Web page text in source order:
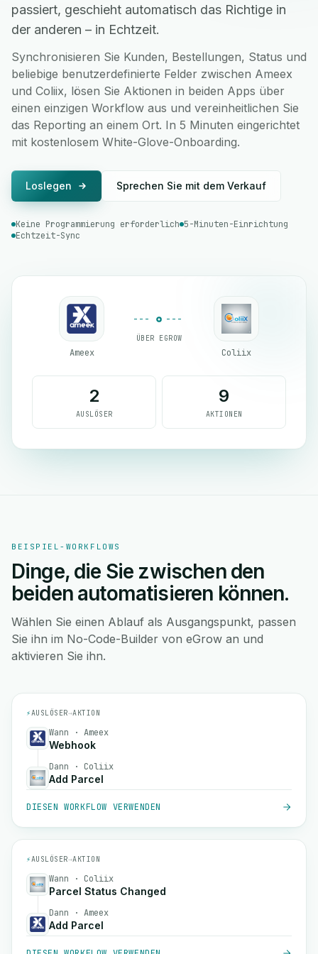
passiert, geschieht automatisch das Richtige in
der anderen – in Echtzeit.
Synchronisieren Sie Kunden, Bestellungen, Status und
beliebige benutzerdefinierte Felder zwischen Ameex
und Coliix, lösen Sie Aktionen in beiden Apps über
einen einzigen Workflow aus und vereinheitlichen Sie
das Reporting an einem Ort. In 5 Minuten eingerichtet
mit kostenlosem White-Glove-Onboarding.
Loslegen Sprechen Sie mit dem Verkauf
Keine Programmierung erforderlich 5-Minuten-Einrichtung
Echtzeit-Sync
Ameex
ÜBER EGROW
Coliix
2
AUSLÖSER
9
AKTIONEN
BEISPIEL-WORKFLOWS
Dinge, die Sie zwischen den
beiden automatisieren können.
Wählen Sie einen Ablauf als Ausgangspunkt, passen
Sie ihn im No-Code-Builder von eGrow an und
aktivieren Sie ihn.
⚡AUSLÖSER→AKTION
Wann · Ameex
Webhook
Dann · Coliix
Add Parcel
DIESEN WORKFLOW VERWENDEN
⚡AUSLÖSER→AKTION
Wann · Coliix
Parcel Status Changed
Dann · Ameex
Add Parcel